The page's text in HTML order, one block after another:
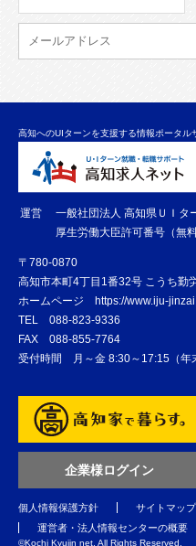
高知へのUIターンを支援する情報ポータル
運営
一般社団法人 高知県ＵＩタ
厚生労働大臣許可番号（無
〒780-0870
高知市本町4丁目1番32号 こうち勤
ホームページ https://www.iju-
TEL 088-823-9336
FAX 088-855-7764
受付時間 月～金 8:30～17:15（年
企業様ログイン
個人情報保護方針
サイトマップ
運営者・法人情報センターの概要
©️Kochi Kyujin net. All Rights Reserved.